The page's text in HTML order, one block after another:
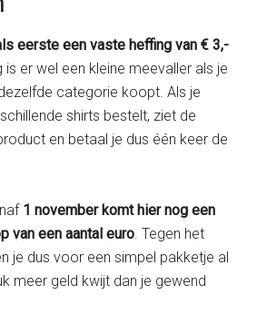
eerste een vaste heffing van € 3,-
is er wel een kleine meevaller als je
categorie koopt. Als je
shirts bestelt, ziet de
en betaal je dus één keer de
1 november komt hier nog een
van een aantal euro. Tegen het
je dus voor een simpel pakketje al
meer geld kwijt dan je gewend